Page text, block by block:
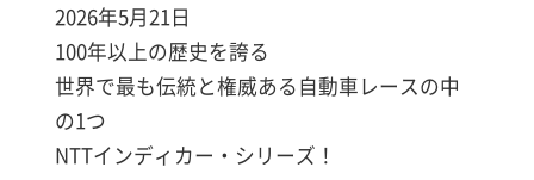
2026年5月21日
100年以上の歴史を誇る
世界で最も伝統と権威ある自動車レースの中
の1つ
NTTインディカー・シリーズ！